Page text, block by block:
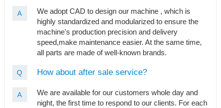
A
We adopt CAD to design our machine , which is
highly standardized and modularized to ensure the
machine's production precision and delivery
speed,make maintenance easier. At the same time,
all parts are made of well-known brands.
Q How about after sale service?
A
We are available for our customers whole day and
night, the first time to respond to our clients. For each